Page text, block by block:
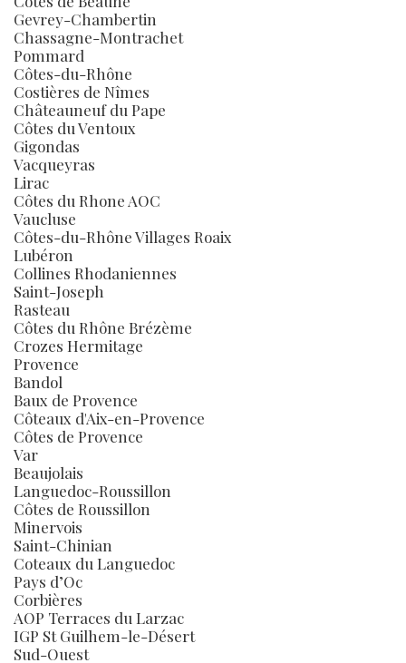
Gevrey-Chambertin
Chassagne-Montrachet
Pommard
Côtes-du-Rhône
Costières de Nîmes
Châteauneuf du Pape
Côtes du Ventoux
Gigondas
Vacqueyras
Lirac
Côtes du Rhone AOC
Vaucluse
Côtes-du-Rhône Villages Roaix
Lubéron
Collines Rhodaniennes
Saint-Joseph
Rasteau
Côtes du Rhône Brézème
Crozes Hermitage
Provence
Bandol
Baux de Provence
Côteaux d'Aix-en-Provence
Côtes de Provence
Var
Beaujolais
Languedoc-Roussillon
Côtes de Roussillon
Minervois
Saint-Chinian
Coteaux du Languedoc
Pays d’Oc
Corbières
AOP Terraces du Larzac
IGP St Guilhem-le-Désert
Sud-Ouest